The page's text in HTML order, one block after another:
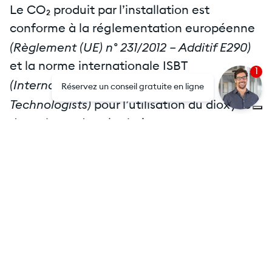
Le CO₂ produit par l’installation est
conforme à la réglementation européenne
(Règlement (UE) n° 231/2012 – Additif E290)
et la norme internationale ISBT
(International Society of Beverage
Technologists)pour l’utilisation du dioxyde
Réservez un conseil gratuite en ligne